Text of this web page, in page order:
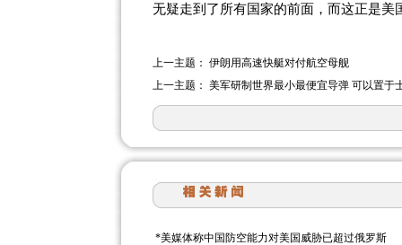
无疑走到了所有国家的前面，而这正是
上一主题： 伊朗用高速快艇对付航空母舰
上一主题： 美军研制世界最小最便宜导弹 可以置于
*美媒体称中国防空能力对美国威胁已超过俄罗斯